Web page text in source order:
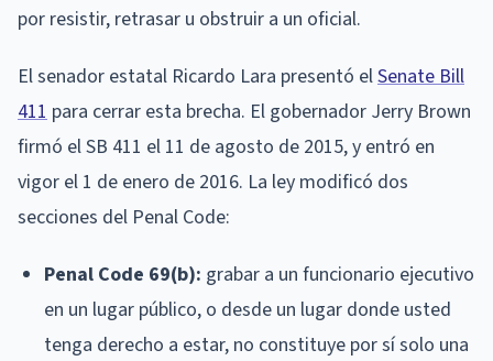
por resistir, retrasar u obstruir a un oficial.
El senador estatal Ricardo Lara presentó elSenate Bill
411 para cerrar esta brecha. El gobernador Jerry Brown
firmó el SB 411 el 11 de agosto de 2015, y entró en
vigor el 1 de enero de 2016. La ley modificó dos
secciones del Penal Code:
Penal Code 69(b): grabar a un funcionario ejecutivo
en un lugar público, o desde un lugar donde usted
tenga derecho a estar, no constituye por sí solo una